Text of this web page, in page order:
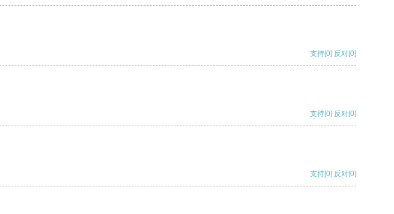
支持[0] 反对[0]
支持[0] 反对[0]
支持[0] 反对[0]